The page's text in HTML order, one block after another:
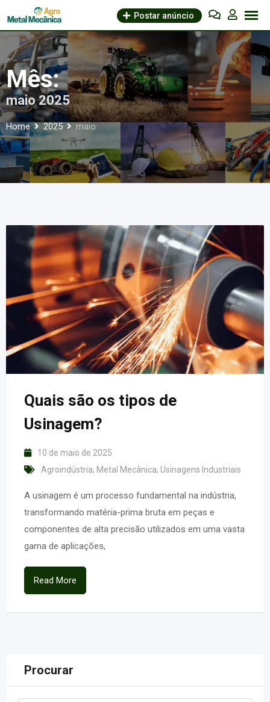
to
content
Postar anúncio
Mês:
maio 2025
Home 2025 maio
Quais são os tipos de
Usinagem?
10 de maio de 2025
Agroindústria, Metal Mecânica, Usinagens Industriais
A usinagem é um processo fundamental na indústria,
transformando matéria-prima bruta em peças e
componentes de alta precisão utilizados em uma vasta
gama de aplicações,
Read More
Procurar